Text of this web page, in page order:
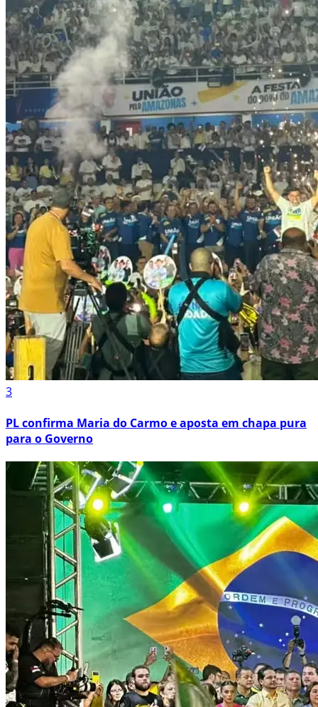
3
PL confirma Maria do Carmo e aposta em chapa pura
para o Governo